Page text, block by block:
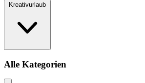
Kreativurlaub
Alle Kategorien